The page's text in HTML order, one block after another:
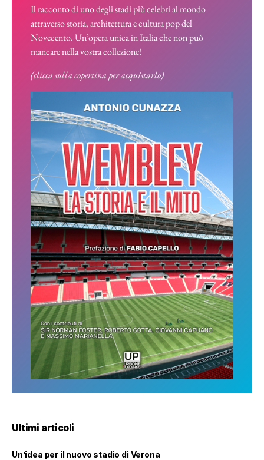
Il racconto di uno degli stadi più celebri al mondo
attraverso storia, architettura e cultura pop del
Novecento. Un’opera unica in Italia che non può
mancare nella vostra collezione!
(clicca sulla copertina per acquistarlo)
Ultimi articoli
Un’idea per il nuovo stadio di Verona